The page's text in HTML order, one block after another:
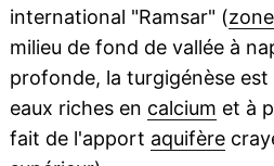
international "Ramsar" (
milieu de fond de vallée à
profonde, la turgigénèse
eaux riches en calcium et à
fait de l'apport aquifère